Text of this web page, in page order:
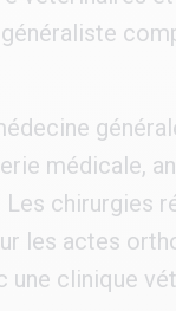
médicale,
chirurgies
les actes
clinique